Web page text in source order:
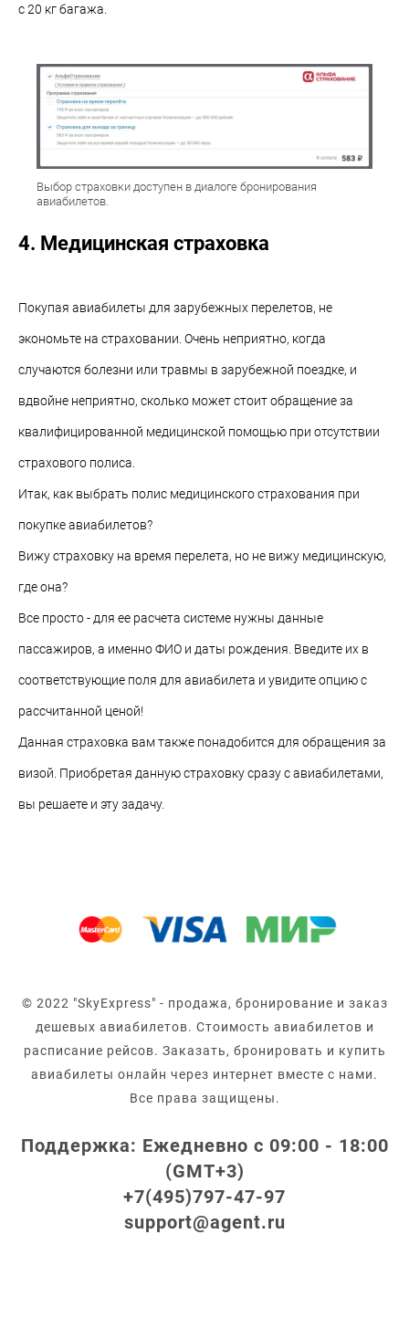
с 20 кг багажа.
Выбор страховки доступен в диалоге бронирования
авиабилетов.
4. Медицинская страховка
Покупая авиабилеты для зарубежных перелетов, не
экономьте на страховании. Очень неприятно, когда
случаются болезни или травмы в зарубежной поездке, и
вдвойне неприятно, сколько может стоит обращение за
квалифицированной медицинской помощью при отсутствии
страхового полиса.
Итак, как выбрать полис медицинского страхования при
покупке авиабилетов?
Вижу страховку на время перелета, но не вижу медицинскую,
где она?
Все просто - для ее расчета системе нужны данные
пассажиров, а именно ФИО и даты рождения. Введите их в
соответствующие поля для авиабилета и увидите опцию с
рассчитанной ценой!
Данная страховка вам также понадобится для обращения за
визой. Приобретая данную страховку сразу с авиабилетами,
вы решаете и эту задачу.
© 2022 "SkyExpress" - продажа, бронирование и заказ
дешевых авиабилетов. Стоимость авиабилетов и
расписание рейсов. Заказать, бронировать и купить
авиабилеты онлайн через интернет вместе с нами.
Все права защищены.
Поддержка: Ежедневно с 09:00 - 18:00
(GMT+3)
+7(495)797-47-97
support@agent.ru